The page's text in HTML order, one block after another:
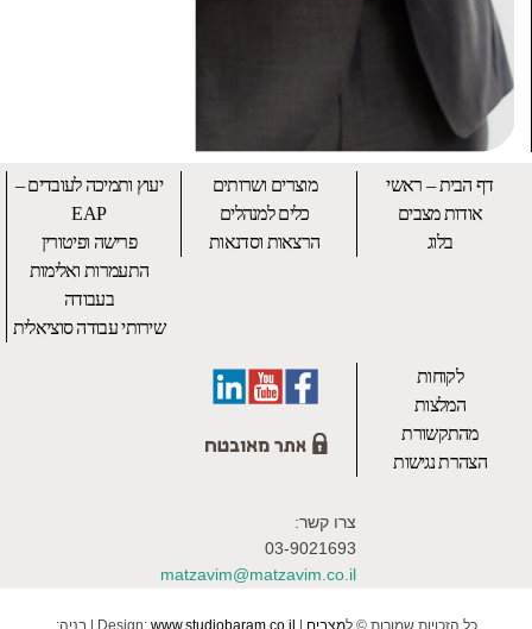
דף הבית – ראשי
אודות מצבים
בלוג
מוצרים ושרותים
כלים למנהלים
הרצאות וסדנאות
יעוץ ותמיכה לעובדים –
EAP
פרישה ופיטורין
התעמרות ואלימות
בעבודה
שירותי עבודה סוציאלית
לקוחות
המלצות
מהתקשורת
הצהרת נגישות
צרו קשר:
03-9021693
matzavim@matzavim.co.il
כל הזכויות שמורות © למצבים | Design:
www.studiobaram.co.il | בניה: